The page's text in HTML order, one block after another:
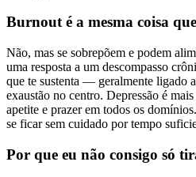
Burnout é a mesma coisa
Não, mas se sobrepõem e podem
uma resposta a um descompasso
que te sustenta — geralmente ligado
exaustão no centro. Depressão é
apetite e prazer em todos os
se ficar sem cuidado por tempo
Por que eu não consigo só